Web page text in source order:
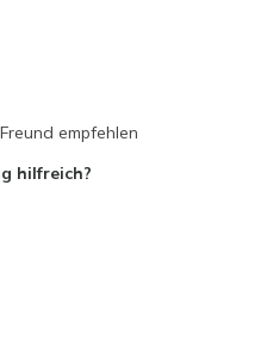
empfehlen
hilfreich?